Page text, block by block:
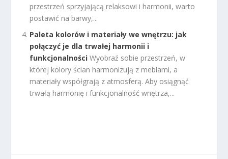
przestrzeń sprzyjającą relaksowi i harmonii, warto
postawić na barwy,...
Paleta kolorów i materiały we wnętrzu: jak
połączyć je dla trwałej harmonii i
funkcjonalności Wyobraź sobie przestrzeń, w
której kolory ścian harmonizują z meblami, a
materiały współgrają z atmosferą. Aby osiągnąć
trwałą harmonię i funkcjonalność wnętrza,...